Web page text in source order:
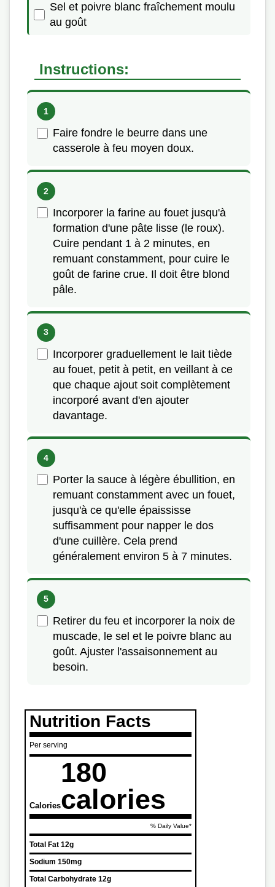
Sel et poivre blanc fraîchement moulu
au goût
Instructions:
Faire fondre le beurre dans une
casserole à feu moyen doux.
Incorporer la farine au fouet jusqu'à
formation d'une pâte lisse (le roux).
Cuire pendant 1 à 2 minutes, en
remuant constamment, pour cuire le
goût de farine crue. Il doit être blond
pâle.
Incorporer graduellement le lait tiède
au fouet, petit à petit, en veillant à ce
que chaque ajout soit complètement
incorporé avant d'en ajouter
davantage.
Porter la sauce à légère ébullition, en
remuant constamment avec un fouet,
jusqu'à ce qu'elle épaississe
suffisamment pour napper le dos
d'une cuillère. Cela prend
généralement environ 5 à 7 minutes.
Retirer du feu et incorporer la noix de
muscade, le sel et le poivre blanc au
goût. Ajuster l'assaisonnement au
besoin.
Nutrition Facts
Per serving
Calories
180
calories
% Daily Value*
Total Fat 12g
Sodium 150mg
Total Carbohydrate 12g